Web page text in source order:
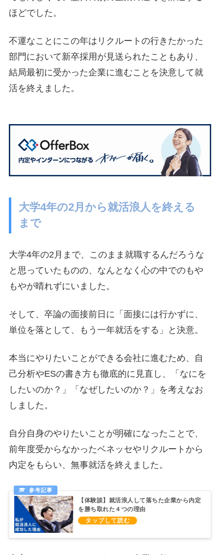
ほどでした。
不運なことにこの年はリクルートの行きたかった
部門において新卒採用が見送られたこともあり、
結局最初に受かった企業に進むことを決意して就
活を終えました。
大学4年の2月から就活浪人を終える
まで
大学4年の2月まで、このまま就職するんだろうな
と思っていたものの、なんとなく心の中でのもや
もやが晴れずにいました。
そして、卒論の面接前日に「面接には行かずに、
単位を落として、もう一年就活をする」と決意。
本当にやりたいことができる会社に進むため、自
己分析やESの書き方も徹底的に見直し、「なにを
したいのか？」「なぜしたいのか？」を考えなお
しました。
自分自身のやりたいことが明確になったことで、
前年度受からなかったベネッセやリクルートから
内定をもらい、無事就活を終えました。
【体験談】就活浪人して落ちた企業から内定
を勝ち取れた４つの理由